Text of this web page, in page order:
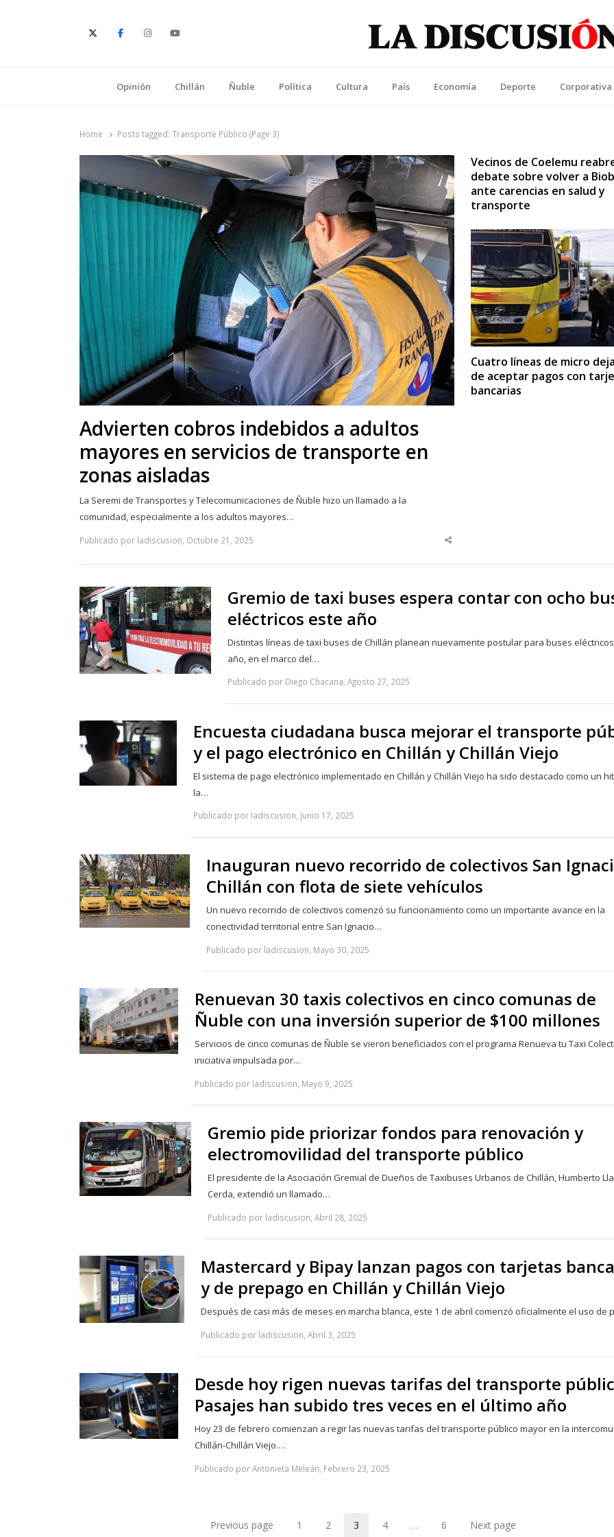
Opinión Chillán Ñuble Política Cultura País Economía Deporte Corporativa
Home Posts tagged: Transporte Público (Page 3)
Advierten cobros indebidos a adultos
mayores en servicios de transporte en
zonas aisladas
La Seremi de Transportes y Telecomunicaciones de Ñuble hizo un llamado a la
comunidad, especialmente a los adultos mayores…
Publicado por ladiscusion, Octubre 21, 2025
Share
Vecinos de Coelemu
debate sobre volver a
ante carencias en salud y
transporte
Cuatro líneas de micro
de aceptar pagos con
bancarias
Gremio de taxi buses espera contar con ocho
eléctricos este año
Distintas líneas de taxi buses de Chillán planean nuevamente postular para buses
año, en el marco del…
Publicado por Diego Chacana, Agosto 27, 2025
Encuesta ciudadana busca mejorar el transporte
y el pago electrónico en Chillán y Chillán Viejo
El sistema de pago electrónico implementado en Chillán y Chillán Viejo ha sido destacado como un
la…
Publicado por ladiscusion, Junio 17, 2025
Inauguran nuevo recorrido de colectivos San
Chillán con flota de siete vehículos
Un nuevo recorrido de colectivos comenzó su funcionamiento como un importante avance en la
conectividad territorial entre San Ignacio…
Publicado por ladiscusion, Mayo 30, 2025
Renuevan 30 taxis colectivos en cinco comunas de
Ñuble con una inversión superior de $100 millones
Servicios de cinco comunas de Ñuble se vieron beneficiados con el programa Renueva tu Taxi
iniciativa impulsada por…
Publicado por ladiscusion, Mayo 9, 2025
Gremio pide priorizar fondos para renovación y
electromovilidad del transporte público
El presidente de la Asociación Gremial de Dueños de Taxibuses Urbanos de Chillán, Humberto
Cerda, extendió un llamado…
Publicado por ladiscusion, Abril 28, 2025
Mastercard y Bipay lanzan pagos con tarjetas
y de prepago en Chillán y Chillán Viejo
Después de casi más de meses en marcha blanca, este 1 de abril comenzó oficialmente el uso de
Publicado por ladiscusion, Abril 3, 2025
Desde hoy rigen nuevas tarifas del transporte
Pasajes han subido tres veces en el último año
Hoy 23 de febrero comienzan a regir las nuevas tarifas del transporte público mayor en la
Chillán-Chillán Viejo.…
Publicado por Antonieta Meleán, Febrero 23, 2025
Previous page Page
1 Page
2 Page
3 Page
4 … Page
6 Next page